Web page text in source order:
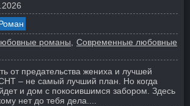
романы
Современные любовные
от предательства жениха и лучшей
СНТ – не самый лучший план. Но когда
и дом с покосившимся забором. Здесь
нет до тебя дела....